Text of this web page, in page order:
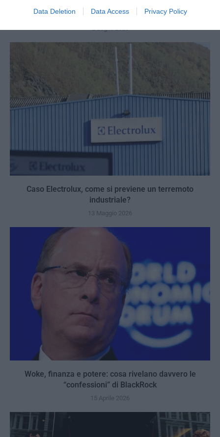
Data Deletion Data Access Privacy Policy
raccoglie
Caso Electrolux, come si previene un terremoto
industriale?
13 Maggio 2026
Woke, finanza e potere: cosa rivelano davvero le
“confessioni” di BlackRock
15 Aprile 2026